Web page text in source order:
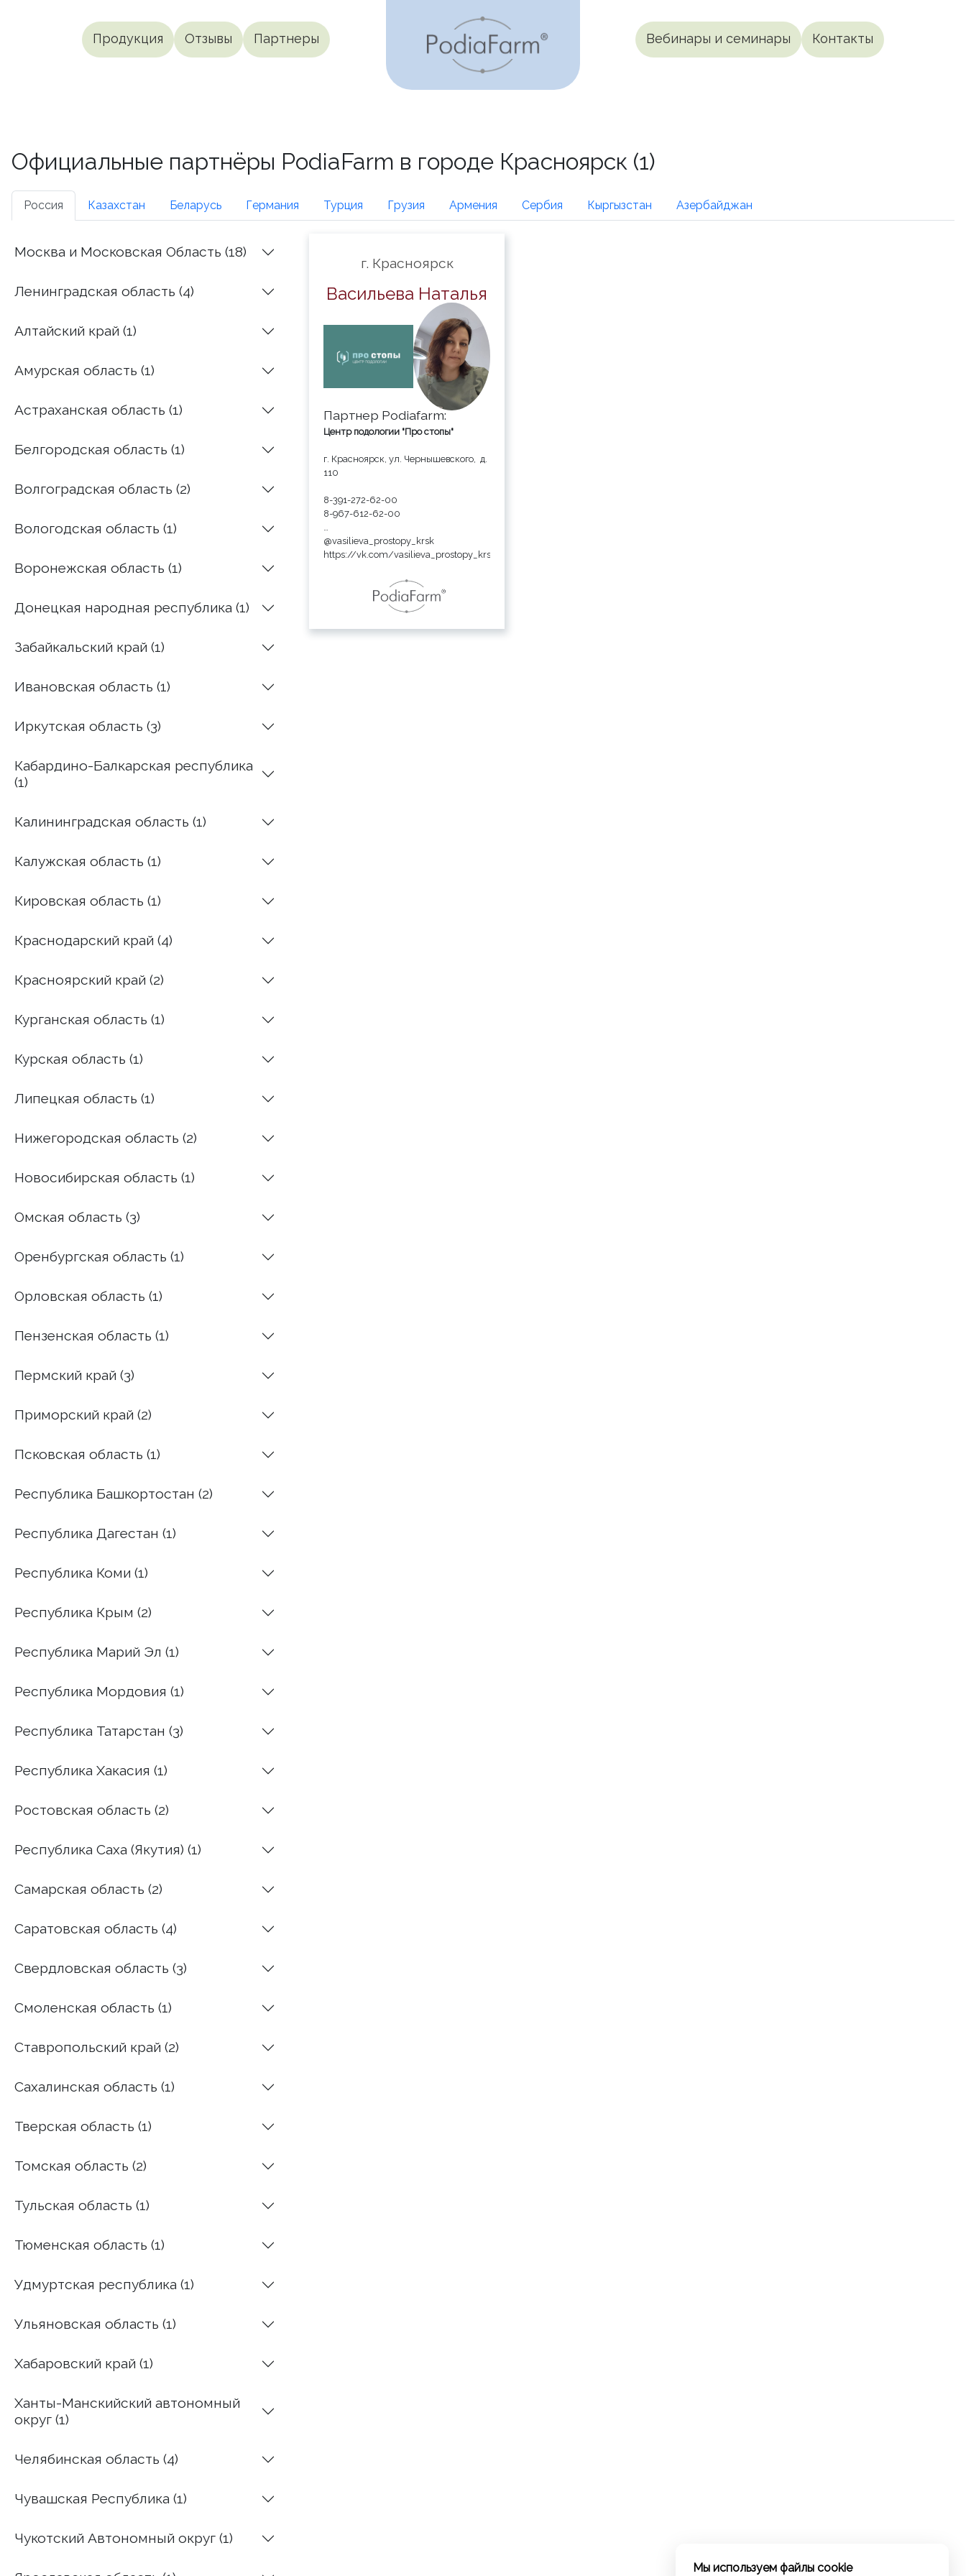
Продукция Отзывы Партнеры Вебинары и семинары Контакты
Официальные партнёры PodiaFarm в городе Красноярск (1)
Россия Казахстан Беларусь Германия Турция Грузия Армения Сербия Кыргызстан Азербайджан
Москва и Московская Область (18)
Ленинградская область (4)
Алтайский край (1)
Амурская область (1)
Астраханская область (1)
Белгородская область (1)
Волгоградская область (2)
Вологодская область (1)
Воронежская область (1)
Донецкая народная республика (1)
Забайкальский край (1)
Ивановская область (1)
Иркутская область (3)
Кабардино-Балкарская республика
(1)
Калининградская область (1)
Калужская область (1)
Кировская область (1)
Краснодарский край (4)
Красноярский край (2)
Курганская область (1)
Курская область (1)
Липецкая область (1)
Нижегородская область (2)
Новосибирская область (1)
Омская область (3)
Оренбургская область (1)
Орловская область (1)
Пензенская область (1)
Пермский край (3)
Приморский край (2)
Псковская область (1)
Республика Башкортостан (2)
Республика Дагестан (1)
Республика Коми (1)
Республика Крым (2)
Республика Марий Эл (1)
Республика Мордовия (1)
Республика Татарстан (3)
Республика Хакасия (1)
Ростовская область (2)
Республика Саха (Якутия) (1)
Самарская область (2)
Саратовская область (4)
Свердловская область (3)
Смоленская область (1)
Ставропольский край (2)
Сахалинская область (1)
Тверская область (1)
Томская область (2)
Тульская область (1)
Тюменская область (1)
Удмуртская республика (1)
Ульяновская область (1)
Хабаровский край (1)
Ханты-Манскийский автономный
округ (1)
Челябинская область (4)
Чувашская Республика (1)
Чукотский Автономный округ (1)
г. Красноярск
Васильева Наталья
Партнер Podiafarm:
Центр подологии "Про стопы"
г. Красноярск, ул. Чернышевского, д.
110
8-391-272-62-00
8-967-612-62-00
@vasilieva_prostopy_krsk
https://vk.com/vasilieva_prostopy_krsk
Мы используем файлы cookie